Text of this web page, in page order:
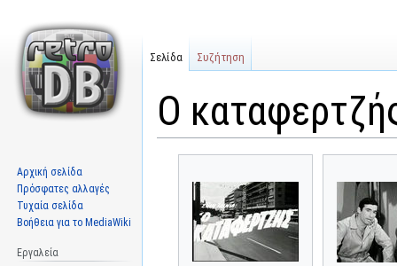
Ο
πλοήγηση
αναζήτηση
Σελίδα Συζήτηση
Αρχική σελίδα
Πρόσφατες αλλαγές
Τυχαία σελίδα
Βοήθεια για το MediaWiki
Εργαλεία